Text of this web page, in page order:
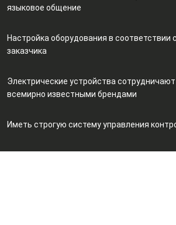
языковое общение
Настройка оборудования в соответствии
заказчика
Электрические устройства
всемирно известными брендами
Иметь строгую систему управления